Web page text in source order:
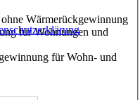
Wärmerückgewinnung
für Wohnungen und
für Wohn- und